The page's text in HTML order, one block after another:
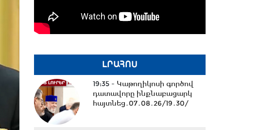
ԼՐԱՀՈՍ
19:35 - Կաթողիկոսի գործով
դատավորը ինքնաբացարկ
հայտնեց․07․08․26/19․30/